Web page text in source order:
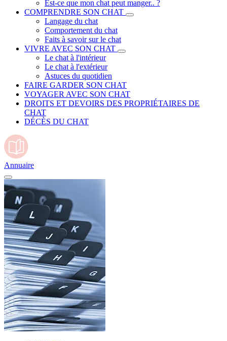
Est-ce que mon chat peut manger.. ?
COMPRENDRE SON CHAT
Langage du chat
Comportement du chat
Faits à savoir sur le chat
VIVRE AVEC SON CHAT
Le chat à l'intérieur
Le chat à l'extérieur
Astuces du quotidien
FAIRE GARDER SON CHAT
VOYAGER AVEC SON CHAT
DROITS ET DEVOIRS DES PROPRIÉTAIRES DE
CHAT
DÉCÈS DU CHAT
Annuaire